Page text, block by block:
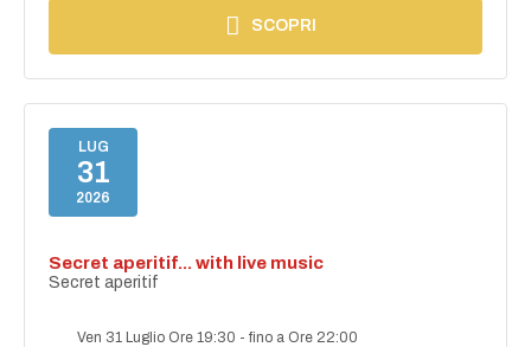
SCOPRI
LUG
31
2026
Secret aperitif... with live music
Secret aperitif
Ven 31 Luglio Ore 19:30 -fino a Ore 22:00